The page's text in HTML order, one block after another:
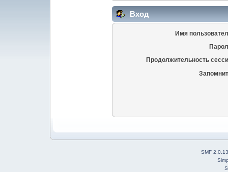
Вход
Имя
Продолжительность
SMF 2.0.13